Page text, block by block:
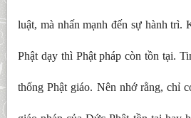
luật, mà nhấn mạnh đến sự hành
Phật dạy thì Phật pháp còn tồn tại.
thống Phật giáo. Nên nhớ rằng, chỉ